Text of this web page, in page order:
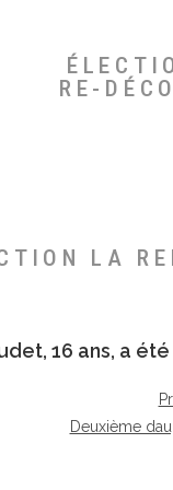
RE-
LA
, 16 ans, a
Deuxième